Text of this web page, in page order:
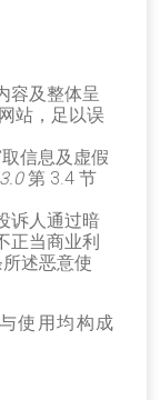
容及整体呈
网站，足以误
信息及虚假
第 3.4 节
诉人通过暗
正当商业利
述恶意使
使用均构成